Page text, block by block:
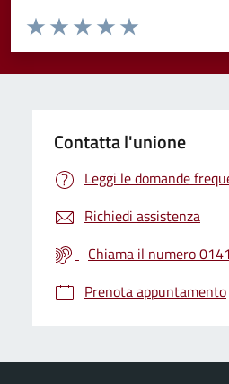
Valuta da 1 a 5 stelle la pagina
Valuta 5 stelle su
Valuta 4 stelle su 5
Valuta 3 stelle su 5
Valuta 2 stelle su 5
Valuta 1 stelle su 5
Contatta l'unione
Leggi le domande
Richiedi assistenza
Chiama il numero
Prenota appuntamento